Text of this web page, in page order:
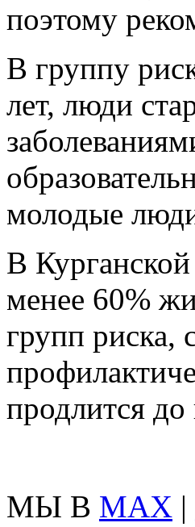
поэтому
В группу
лет, люди
молодые
В Курганской
менее 60%
групп риска,
продлится
МЫ В MAX |